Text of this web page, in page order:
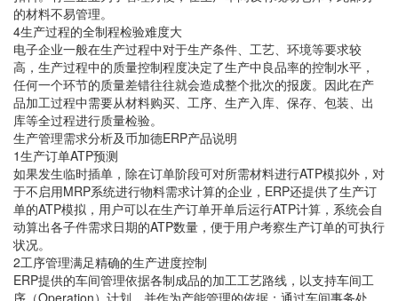
的材料不易管理。
4生产过程的全制程检验难度大
电子企业一般在生产过程中对于生产条件、工艺、环境等要求较
高，生产过程中的质量控制程度决定了生产中良品率的控制水平，
任何一个环节的质量差错往往就会造成整个批次的报废。因此在产
品加工过程中需要从材料购买、工序、生产入库、保存、包装、出
库等全过程进行质量检验。
生产管理需求分析及币加德ERP产品说明
1生产订单ATP预测
如果发生临时插单，除在订单阶段可对所需材料进行ATP模拟外，对
于不启用MRP系统进行物料需求计算的企业，ERP还提供了生产订
单的ATP模拟，用户可以在生产订单开单后运行ATP计算，系统会自
动算出各子件需求日期的ATP数量，便于用户考察生产订单的可执行
状况。
2工序管理满足精确的生产进度控制
ERP提供的车间管理依据各制成品的加工工艺路线，以支持车间工